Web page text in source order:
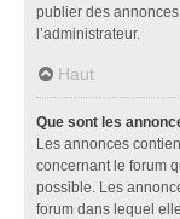
publier des
l’administrateur.
Haut
Que sont les
Les annonces
concernant le forum
possible. Les
forum dans lequel